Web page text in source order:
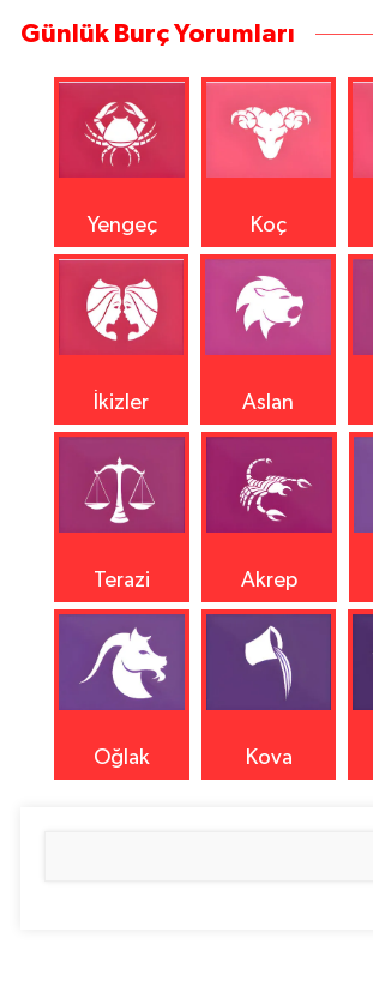
Günlük Burç Yorumları
Yengeç Koç
İkizler Aslan
Terazi Akrep
Oğlak Kova